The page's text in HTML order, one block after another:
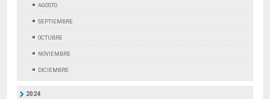
AGOSTO
SEPTIEMBRE
OCTUBRE
NOVIEMBRE
DICIEMBRE
2024